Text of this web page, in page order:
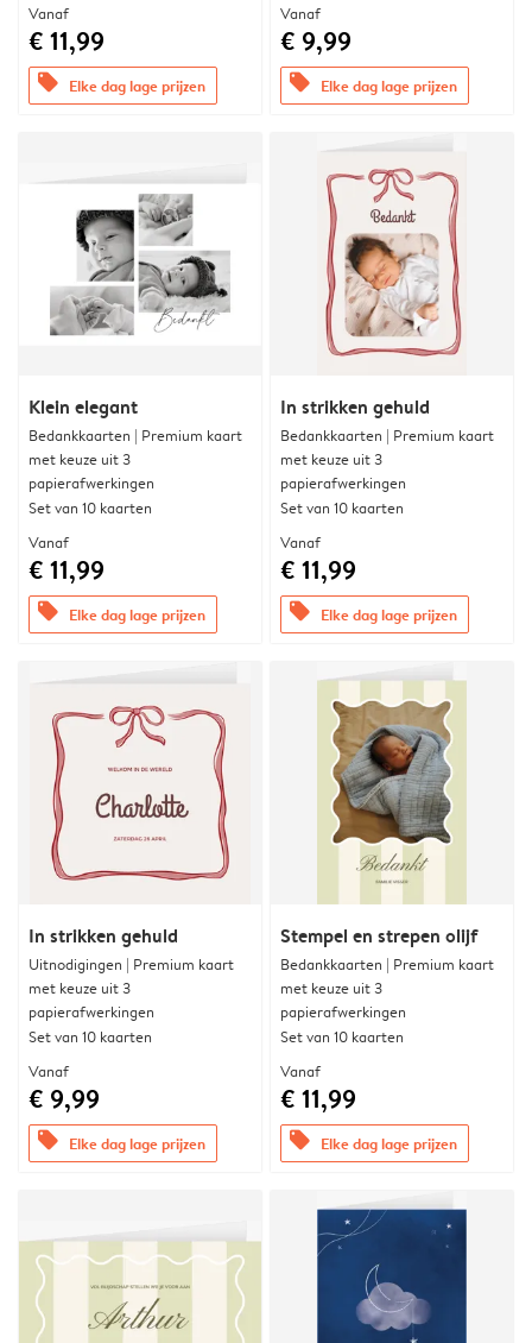
Vanaf
€ 11,99
offers Elke dag lage prijzen
Vanaf
€ 9,99
offers Elke dag lage prijzen
Klein elegant
Bedankkaarten | Premium kaart
met keuze uit 3
papierafwerkingen
Set van 10 kaarten
Vanaf
€ 11,99
offers Elke dag lage prijzen
In strikken gehuld
Bedankkaarten | Premium kaart
met keuze uit 3
papierafwerkingen
Set van 10 kaarten
Vanaf
€ 11,99
offers Elke dag lage prijzen
In strikken gehuld
Uitnodigingen | Premium kaart
met keuze uit 3
papierafwerkingen
Set van 10 kaarten
Vanaf
€ 9,99
offers Elke dag lage prijzen
Stempel en strepen olijf
Bedankkaarten | Premium kaart
met keuze uit 3
papierafwerkingen
Set van 10 kaarten
Vanaf
€ 11,99
offers Elke dag lage prijzen